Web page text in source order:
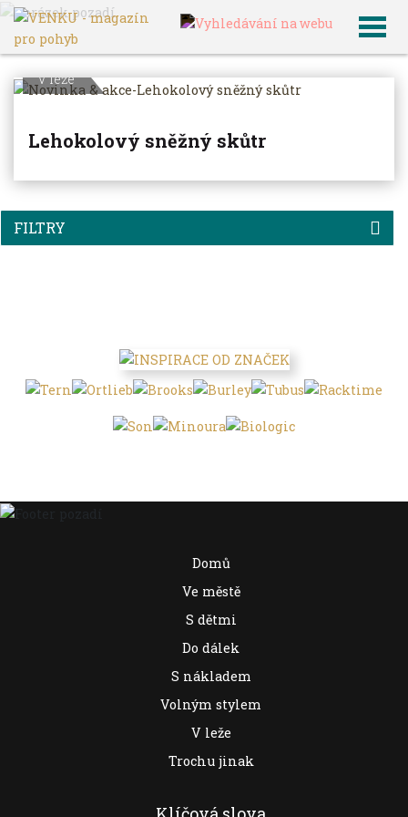
VENKU Archiv článků
FILTRY
V leže
Lehokolový sněžný skůtr
Domů
Ve městě
S dětmi
Do dálek
S nákladem
Volným stylem
V leže
Trochu jinak